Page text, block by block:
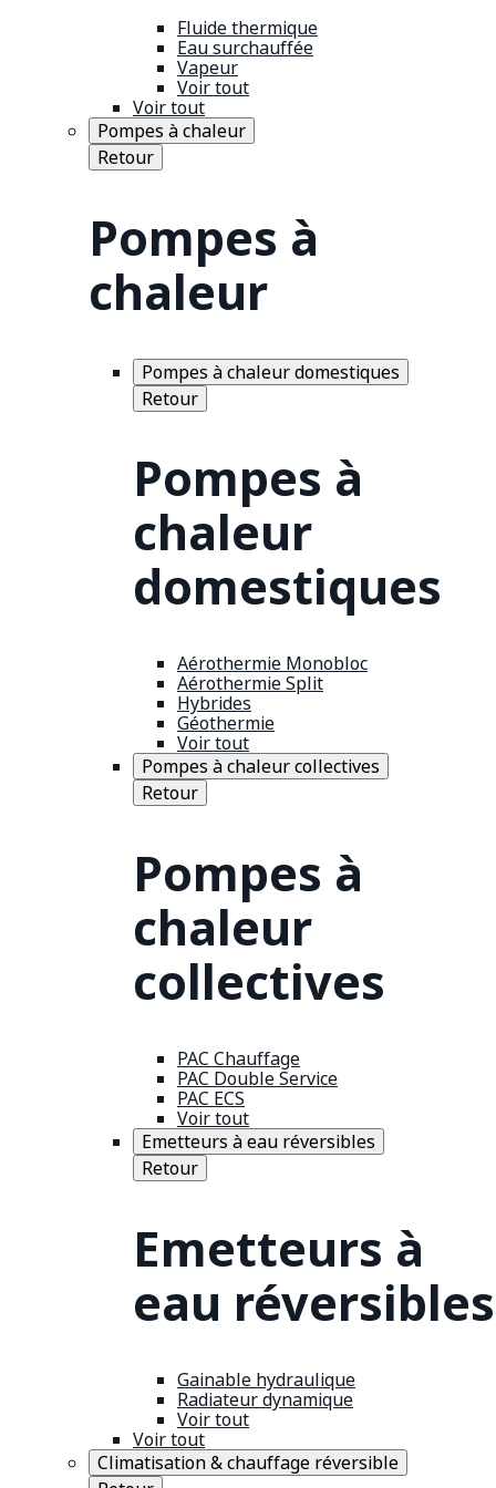
Fluide thermique
Eau surchauffée
Vapeur
Voir tout
Voir tout
Pompes à chaleur
Retour
Pompes à
chaleur
Pompes à chaleur domestiques
Retour
Pompes à
chaleur
domestiques
Aérothermie Monobloc
Aérothermie Split
Hybrides
Géothermie
Voir tout
Pompes à chaleur collectives
Retour
Pompes à
chaleur
collectives
PAC Chauffage
PAC Double Service
PAC ECS
Voir tout
Emetteurs à eau réversibles
Retour
Emetteurs à
eau réversibles
Gainable hydraulique
Radiateur dynamique
Voir tout
Voir tout
Climatisation & chauffage réversible